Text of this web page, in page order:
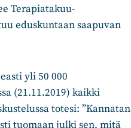
Terapiatakuu-
eduskuntaan saapuvan
yli 50 000
(21.11.2019) kaikki
totesi: ”Kannatan
tuomaan julki sen, mitä